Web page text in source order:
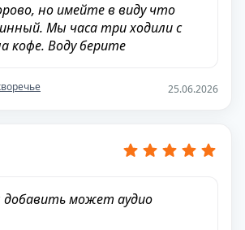
но имейте в виду что
Мы часа три ходили с
кофе. Воду берите
25.06.2026
добавить может аудио